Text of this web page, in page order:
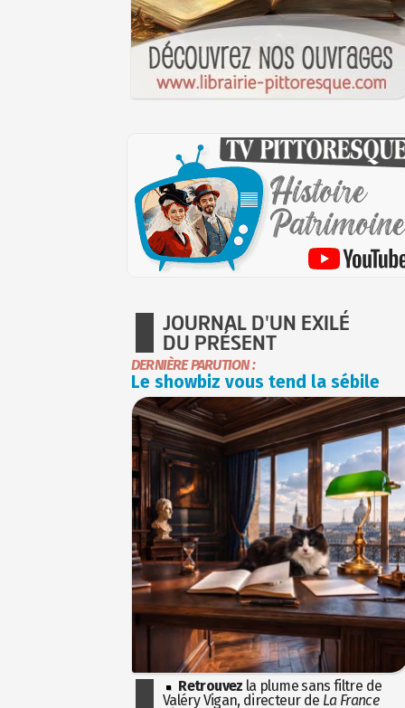
JOURNAL D'UN EXILÉ
DU PRÉSENT
DERNIÈRE PARUTION :
Le showbiz vous tend la sébile
Retrouvez la plume sans filtre de
Valéry Vigan, directeur de La France